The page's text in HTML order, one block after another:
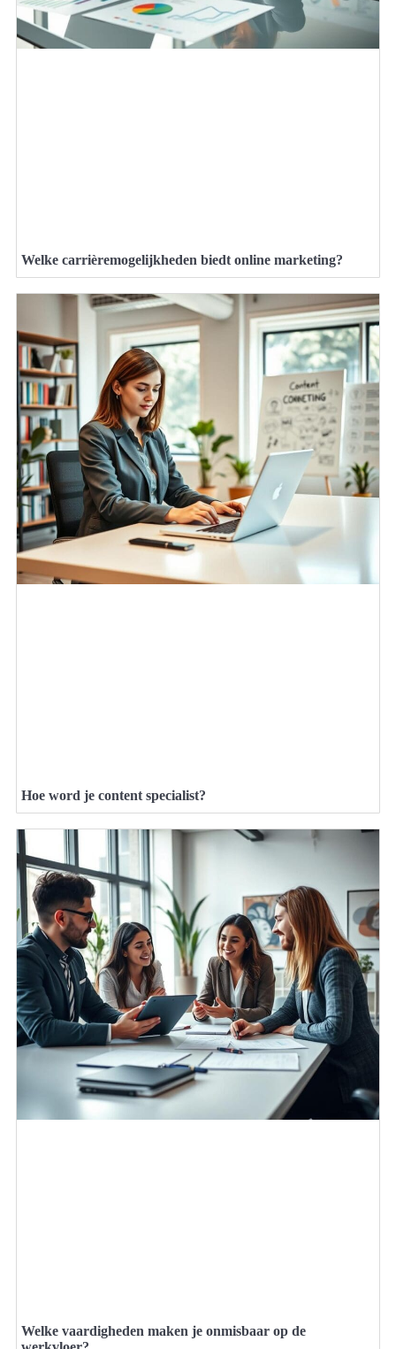
Welke carrièremogelijkheden biedt online marketing?
Hoe word je content specialist?
Welke vaardigheden maken je onmisbaar op de